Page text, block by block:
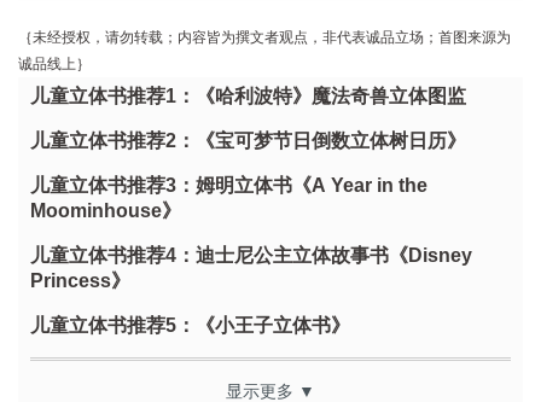
｛未经授权，请勿转载；内容皆为撰文者观点，非代表诚品立场；首图来源为
诚品线上｝
儿童立体书推荐1：《哈利波特》魔法奇兽立体图监
儿童立体书推荐2：《宝可梦节日倒数立体树日历》
儿童立体书推荐3：姆明立体书《A Year in the
Moominhouse》
儿童立体书推荐4：迪士尼公主立体故事书《Disney
Princess》
儿童立体书推荐5：《小王子立体书》
显示更多 ▼